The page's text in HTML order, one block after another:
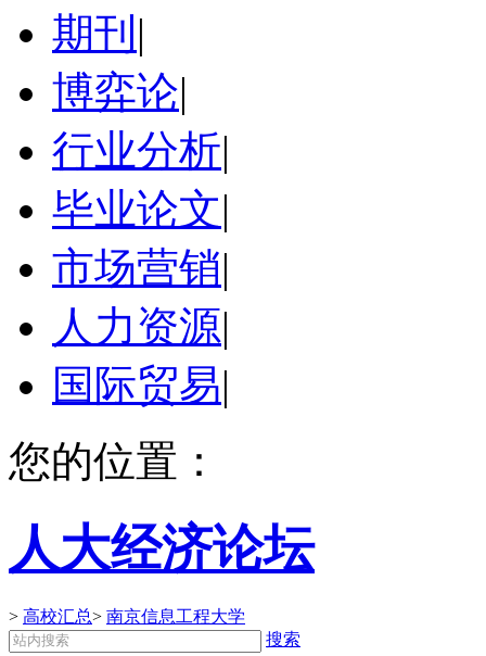
期刊 |
博弈论|
行业分析|
毕业论文|
市场营销|
人力资源|
国际贸易|
您的位置：
人大经济论坛
> 高校汇总> 南京信息工程大学
搜索